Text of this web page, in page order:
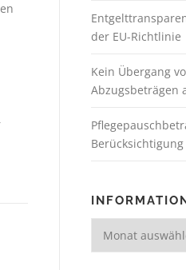
der EU-Richtlinie
Kein Übergang
Abzugsbeträgen
Berücksichtigung